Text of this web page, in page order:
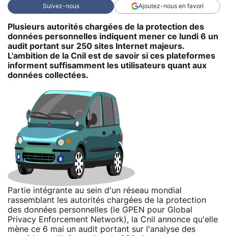
Suivez-nous Ajoutez-nous en favori
Plusieurs autorités chargées de la protection des
données personnelles indiquent mener ce lundi 6 un
audit portant sur 250 sites Internet majeurs.
L'ambition de la Cnil est de savoir si ces plateformes
informent suffisamment les utilisateurs quant aux
données collectées.
Partie intégrante au sein d'un réseau mondial
rassemblant les autorités chargées de la protection
des données personnelles (le GPEN pour Global
Privacy Enforcement Network), la Cnil annonce qu'elle
mène ce 6 mai un audit portant sur l'analyse des